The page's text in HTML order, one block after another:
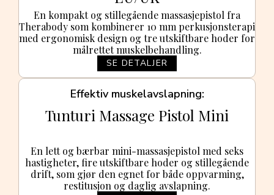
En kompakt og stillegående massasjepistol fra
Therabody som kombinerer 10 mm perkusjonsterapi
med ergonomisk design og tre utskiftbare hoder for
målrettet muskelbehandling.
SE DETALJER
Effektiv muskelavslapning
Tunturi Massage Pistol Mini
En lett og bærbar mini-massasjepistol med seks
hastigheter, fire utskiftbare hoder og stillegående
drift, som gjør den egnet for både oppvarming,
restitusjon og daglig avslapning.